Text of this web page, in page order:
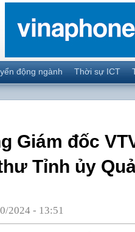
động ngành Thời sự ICT
Giám đốc
Tỉnh ủy
2024 - 13:51